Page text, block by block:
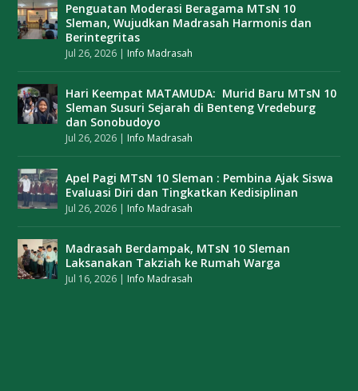
Penguatan Moderasi Beragama MTsN 10
Sleman, Wujudkan Madrasah Harmonis dan
Berintegritas
Jul 26, 2026 | Info Madrasah
Hari Keempat MATAMUDA: Murid Baru MTsN 10
Sleman Susuri Sejarah di Benteng Vredeburg
dan Sonobudoyo
Jul 26, 2026 | Info Madrasah
Apel Pagi MTsN 10 Sleman : Pembina Ajak Siswa
Evaluasi Diri dan Tingkatkan Kedisiplinan
Jul 26, 2026 | Info Madrasah
Madrasah Berdampak, MTsN 10 Sleman
Laksanakan Takziah ke Rumah Warga
Jul 16, 2026 | Info Madrasah